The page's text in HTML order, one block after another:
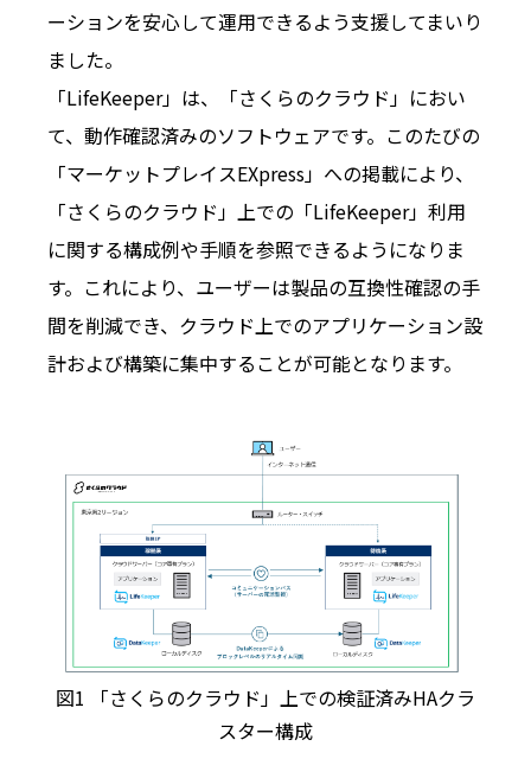
ーションを安心して運用できるよう支援してまいり
ました。
「LifeKeeper」は、「さくらのクラウド」におい
て、動作確認済みのソフトウェアです。このたびの
「マーケットプレイスEXpress」への掲載により、
「さくらのクラウド」上での「LifeKeeper」利用
に関する構成例や手順を参照できるようになりま
す。これにより、ユーザーは製品の互換性確認の手
間を削減でき、クラウド上でのアプリケーション設
計および構築に集中することが可能となります。
図1 「さくらのクラウド」上での検証済みHAクラ
スター構成